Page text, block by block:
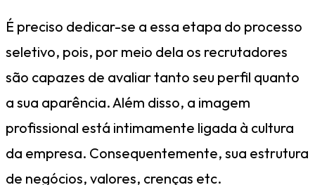
É preciso dedicar-se a essa etapa do processo
seletivo, pois, por meio dela os recrutadores
são capazes de avaliar tanto seu perfil quanto
a sua aparência. Além disso, a imagem
profissional está intimamente ligada à cultura
da empresa. Consequentemente, sua estrutura
de negócios, valores, crenças etc.